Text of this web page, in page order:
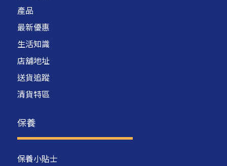
產品
最新優惠
生活知識
店舖地址
送貨追蹤
清貨特區
保養
保養小貼士